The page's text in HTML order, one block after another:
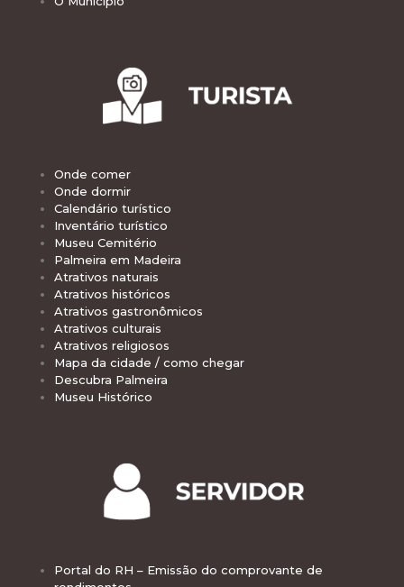
Onde comer
Onde dormir
Calendário turístico
Inventário turístico
Museu Cemitério
Palmeira em Madeira
Atrativos naturais
Atrativos históricos
Atrativos gastronômicos
Atrativos culturais
Atrativos religiosos
Mapa da cidade / como chegar
Descubra Palmeira
Museu Histórico
Portal do RH – Emissão do comprovante de